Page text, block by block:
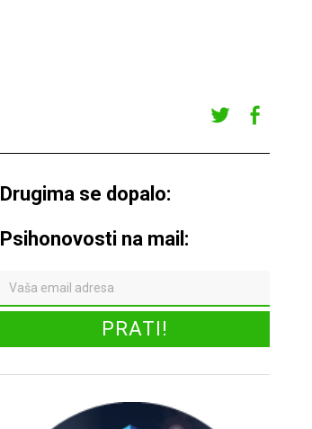
r
ook
Drugima se dopalo:
Psihonovosti na mail: